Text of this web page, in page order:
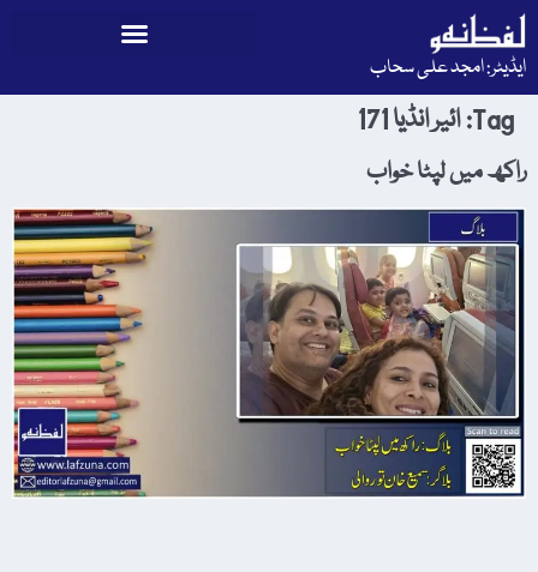
ایڈیٹر: امجد علی سحاب
Tag: ائیر انڈیا 171
راکھ میں لپٹا خواب